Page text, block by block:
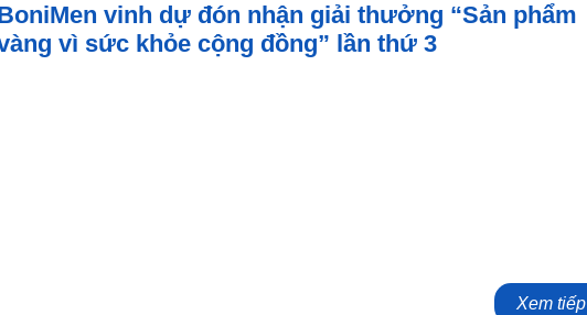
vinh dự đón nhận giải thưởng “Sản phẩm
vì sức khỏe cộng đồng” lần thứ 3
Xem tiếp